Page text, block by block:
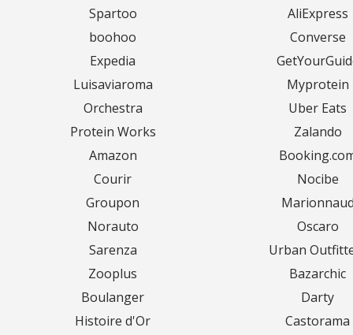
Spartoo
AliExpress
boohoo
Converse
Expedia
Luisaviaroma
Myprotein
Orchestra
Uber Eats
Protein Works
Zalando
Amazon
Courir
Nocibe
Groupon
Norauto
Oscaro
Sarenza
Urban
Zooplus
Bazarchic
Boulanger
Darty
Histoire d'Or
Castorama